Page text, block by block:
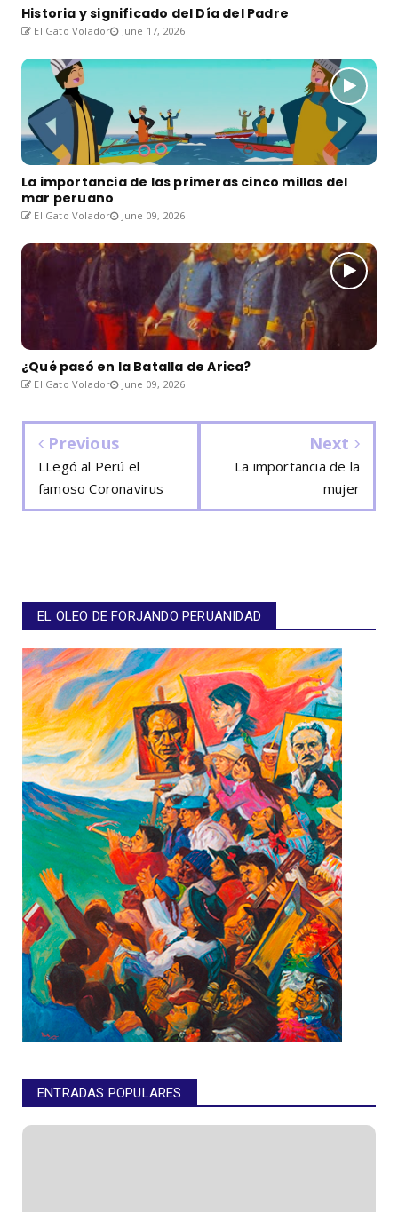
Historia y significado del Día del Padre
El Gato Volador June 17, 2026
La importancia de las primeras cinco millas del
mar peruano
El Gato Volador June 09, 2026
¿Qué pasó en la Batalla de Arica?
El Gato Volador June 09, 2026
Previous
LLegó al Perú el
famoso Coronavirus
Next
La importancia de la
mujer
EL OLEO DE FORJANDO PERUANIDAD
ENTRADAS POPULARES